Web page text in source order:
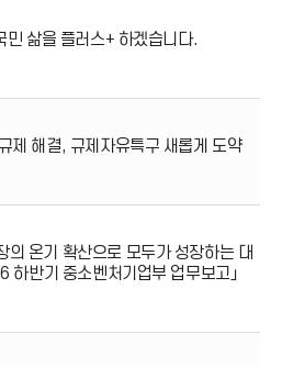
민 삶을 플러스+ 하겠습니다.
제 해결, 규제자유특구 새롭게 도약
의 온기 확산으로 모두가 성장하는 대
하반기 중소벤처기업부 업무보고」